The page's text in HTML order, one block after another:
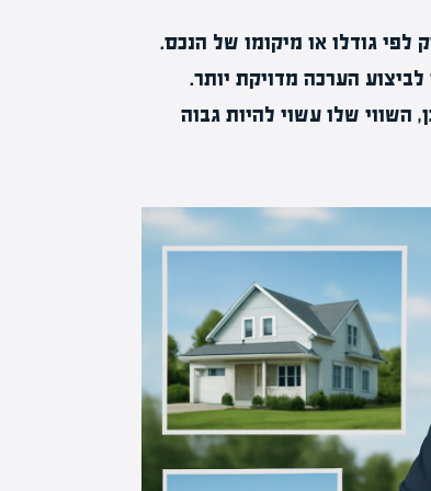
לפי גודלו או מיקומו של הנכס.
הערכה מדויקת יותר.
שלו עשוי להיות גבוה